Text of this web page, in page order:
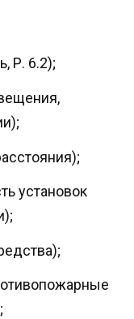
Р. 6.2);
установок